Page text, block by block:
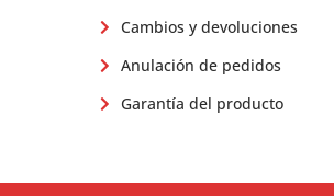
Cambios y devoluciones
Anulación de pedidos
Garantía del producto